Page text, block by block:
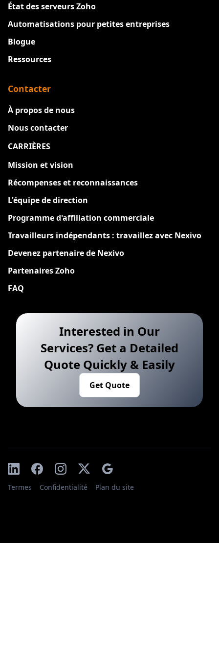
État des serveurs Zoho
Automatisations pour petites entreprises
Blogue
Ressources
Contacter
À propos de nous
Nous contacter
CARRIÈRES
Mission et vision
Récompenses et reconnaissances
L'équipe de direction
Programme d'affiliation commerciale
Travailleurs indépendants : travaillez avec Nexivo
Devenez partenaire de Nexivo
Partenaires Zoho
FAQ
Interested in Our
Services? Get a Detailed
Quote Quickly & Easily
Get Quote
Termes Confidentialité Plan du site